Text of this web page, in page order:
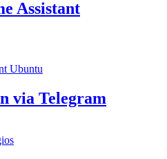
Assistant
Ubuntu
via Telegram